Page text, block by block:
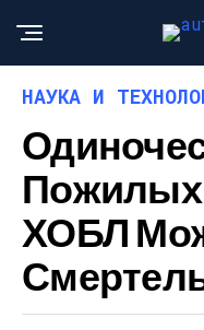
НАУКА И
ХОБЛ